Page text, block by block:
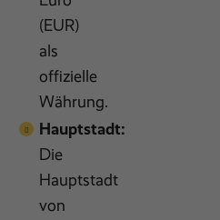
(EUR)
als
offizielle
Währung.
Hauptstadt:
Die
Hauptstadt
von